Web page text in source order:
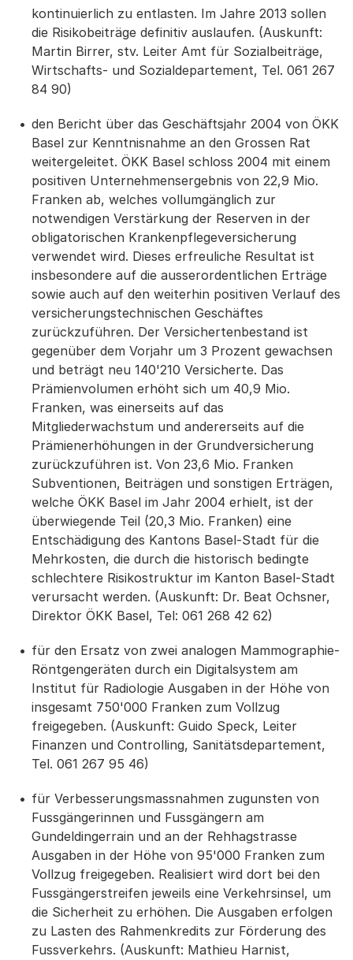
kontinuierlich zu entlasten. Im Jahre 2013 sollen
die Risikobeiträge definitiv auslaufen. (Auskunft:
Martin Birrer, stv. Leiter Amt für Sozialbeiträge,
Wirtschafts- und Sozialdepartement, Tel. 061 267
84 90)
den Bericht über das Geschäftsjahr 2004 von ÖKK
Basel zur Kenntnisnahme an den Grossen Rat
weitergeleitet. ÖKK Basel schloss 2004 mit einem
positiven Unternehmensergebnis von 22,9 Mio.
Franken ab, welches vollumgänglich zur
notwendigen Verstärkung der Reserven in der
obligatorischen Krankenpflegeversicherung
verwendet wird. Dieses erfreuliche Resultat ist
insbesondere auf die ausserordentlichen Erträge
sowie auch auf den weiterhin positiven Verlauf des
versicherungstechnischen Geschäftes
zurückzuführen. Der Versichertenbestand ist
gegenüber dem Vorjahr um 3 Prozent gewachsen
und beträgt neu 140'210 Versicherte. Das
Prämienvolumen erhöht sich um 40,9 Mio.
Franken, was einerseits auf das
Mitgliederwachstum und andererseits auf die
Prämienerhöhungen in der Grundversicherung
zurückzuführen ist. Von 23,6 Mio. Franken
Subventionen, Beiträgen und sonstigen Erträgen,
welche ÖKK Basel im Jahr 2004 erhielt, ist der
überwiegende Teil (20,3 Mio. Franken) eine
Entschädigung des Kantons Basel-Stadt für die
Mehrkosten, die durch die historisch bedingte
schlechtere Risikostruktur im Kanton Basel-Stadt
verursacht werden. (Auskunft: Dr. Beat Ochsner,
Direktor ÖKK Basel, Tel: 061 268 42 62)
für den Ersatz von zwei analogen Mammographie-
Röntgengeräten durch ein Digitalsystem am
Institut für Radiologie Ausgaben in der Höhe von
insgesamt 750'000 Franken zum Vollzug
freigegeben. (Auskunft: Guido Speck, Leiter
Finanzen und Controlling, Sanitätsdepartement,
Tel. 061 267 95 46)
für Verbesserungsmassnahmen zugunsten von
Fussgängerinnen und Fussgängern am
Gundeldingerrain und an der Rehhagstrasse
Ausgaben in der Höhe von 95'000 Franken zum
Vollzug freigegeben. Realisiert wird dort bei den
Fussgängerstreifen jeweils eine Verkehrsinsel, um
die Sicherheit zu erhöhen. Die Ausgaben erfolgen
zu Lasten des Rahmenkredits zur Förderung des
Fussverkehrs. (Auskunft: Mathieu Harnist,